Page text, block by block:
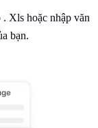
. Xls hoặc nhập văn
bạn.